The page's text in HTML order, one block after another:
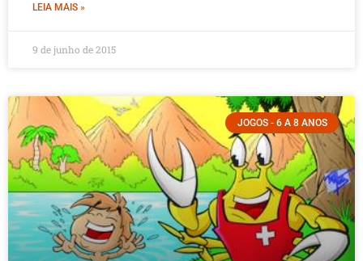
LEIA MAIS »
9 de junho de 2015
JOGOS - 6 A 8 ANOS